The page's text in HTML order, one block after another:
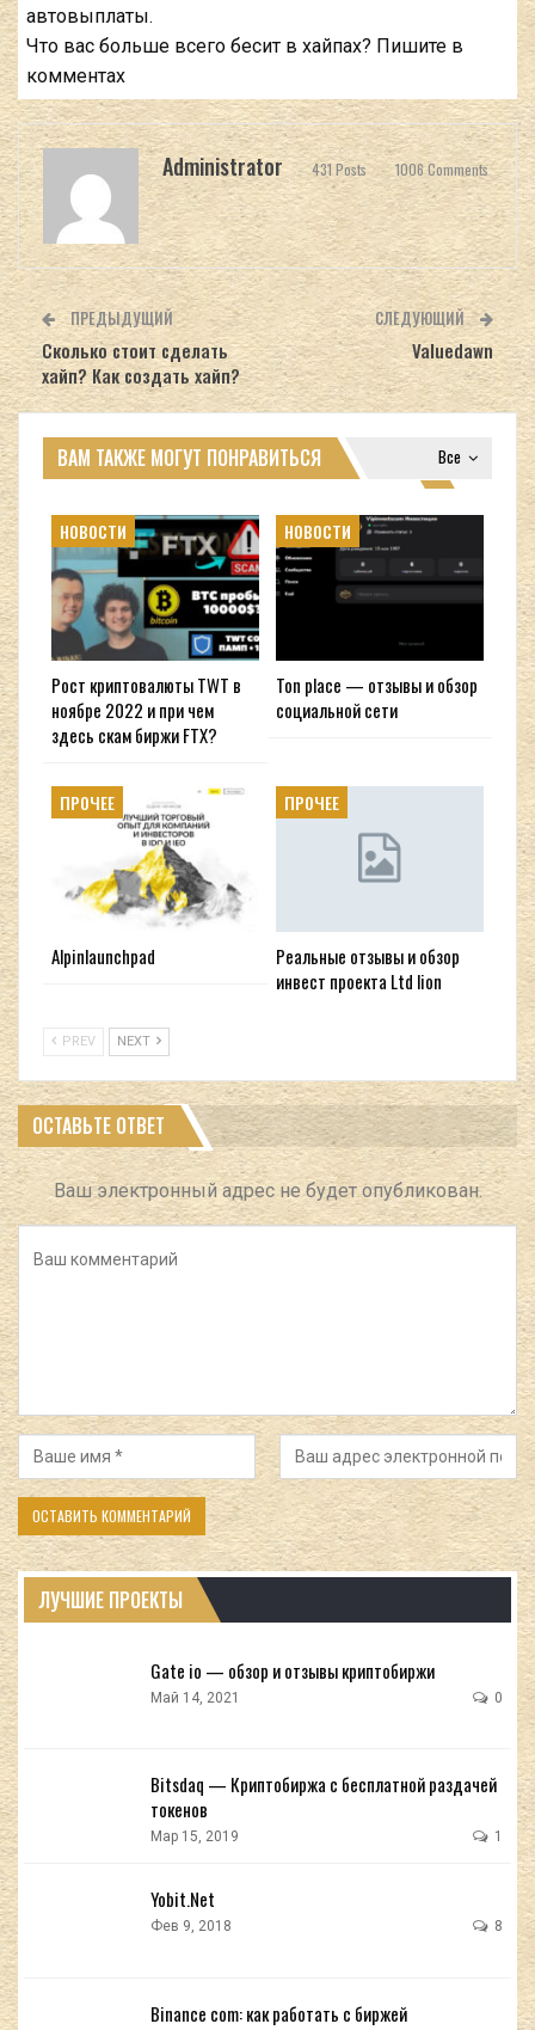
автовыплаты.
Что вас больше всего бесит в хайпах? Пишите в
комментах
Administrator 431 Posts 1006 Comments
ПРЕДЫДУЩИЙ
Сколько стоит сделать
хайп? Как создать хайп?
СЛЕДУЮЩИЙ
Valuedawn
Все
ВАМ ТАКЖЕ МОГУТ ПОНРАВИТЬСЯ
НОВОСТИ
Рост криптовалюты TWT в
ноябре 2022 и при чем
здесь скам биржи FTX?
НОВОСТИ
Ton place — отзывы и обзор
социальной сети
ПРОЧЕЕ
Alpinlaunchpad
ПРОЧЕЕ
Реальные отзывы и обзор
инвест проекта Ltd lion
PREV NEXT
ОСТАВЬТЕ ОТВЕТ
Ваш электронный адрес не будет опубликован.
ЛУЧШИЕ ПРОЕКТЫ
Gate io — обзор и отзывы криптобиржи
Май 14, 2021 0
Bitsdaq — Криптобиржа с бесплатной раздачей
токенов
Мар 15, 2019 1
Yobit.Net
Фев 9, 2018 8
Binance com: как работать с биржей